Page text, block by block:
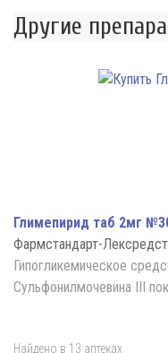
Другие
Глимепирид таб 2мг
Фармстандарт-
Гипогликемическое
Сульфонилмочевина III
Найдено в 13 аптеках